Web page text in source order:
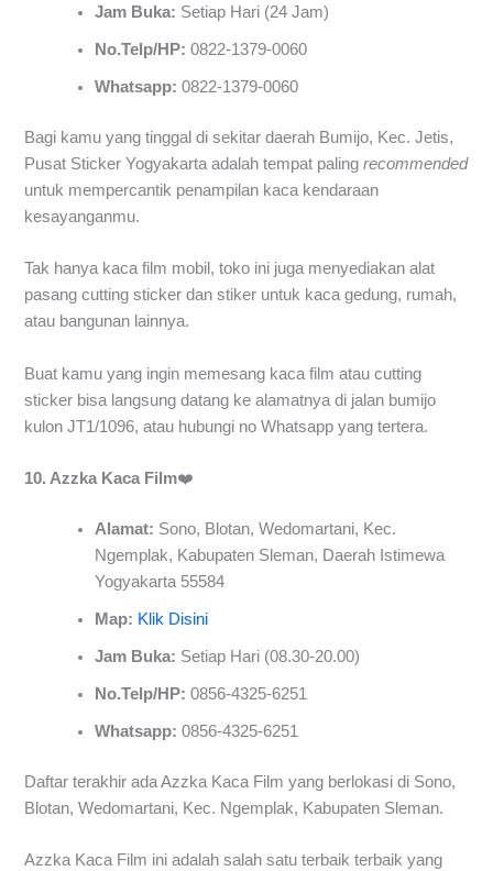
Jam Buka: Setiap Hari (24 Jam)
No.Telp/HP:0822-1379-0060
Whatsapp:0822-1379-0060
Bagi kamu yang tinggal di sekitar daerah Bumijo, Kec. Jetis,
Pusat Sticker Yogyakarta adalah tempat palingrecommended
untuk mempercantik penampilan kaca kendaraan
kesayanganmu.
Tak hanya kaca film mobil, toko ini juga menyediakan alat
pasang cutting sticker dan stiker untuk kaca gedung, rumah,
atau bangunan lainnya.
Buat kamu yang ingin memesang kaca film atau cutting
sticker bisa langsung datang ke alamatnya di jalan bumijo
kulon JT1/1096, atau hubungi no Whatsapp yang tertera.
10. Azzka Kaca Film❤️
Alamat: Sono, Blotan, Wedomartani, Kec.
Ngemplak, Kabupaten Sleman, Daerah Istimewa
Yogyakarta 55584
Map: Klik Disini
Jam Buka: Setiap Hari (08.30-20.00)
No.Telp/HP:0856-4325-6251
Whatsapp:0856-4325-6251
Daftar terakhir ada Azzka Kaca Film yang berlokasi di Sono,
Blotan, Wedomartani, Kec. Ngemplak, Kabupaten Sleman.
Azzka Kaca Film ini adalah salah satu terbaik terbaik yang